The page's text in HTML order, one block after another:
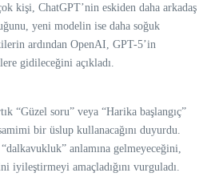
kişi, ChatGPT’nin eskiden daha arkadaş
yeni modelin ise daha soğuk
ardından OpenAI, GPT-5’in
gidileceğini açıkladı.
“Güzel soru” veya “Harika başlangıç”
bir üslup kullanacağını duyurdu.
anlamına gelmeyeceğini,
iyileştirmeyi amaçladığını vurguladı.